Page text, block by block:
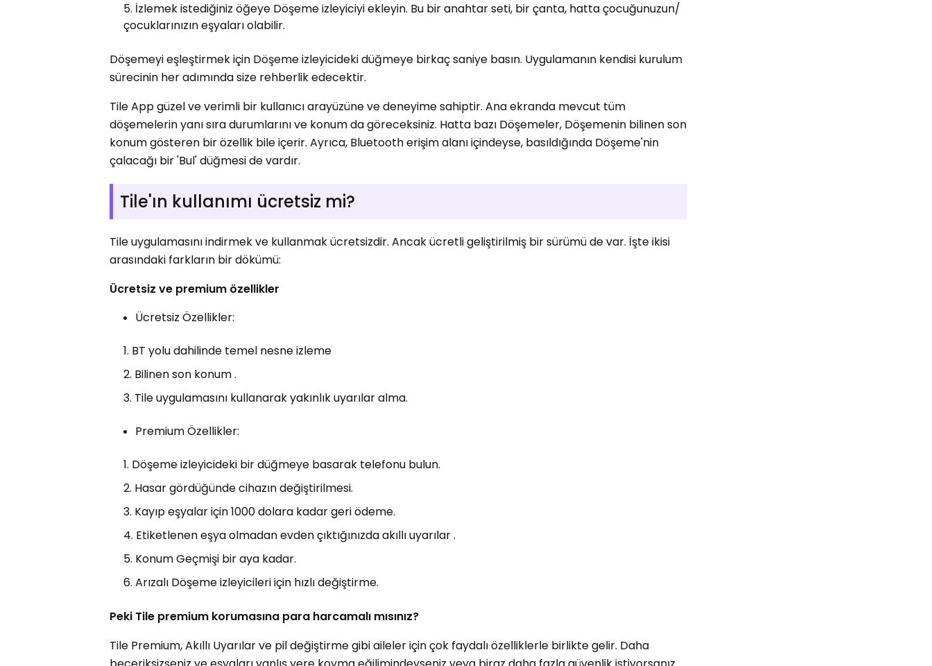
İzlemek istediğiniz öğeye Döşeme izleyiciyi ekleyin. Bu bir anahtar seti, bir çanta, hatta çocuğunuzun/
çocuklarınızın eşyaları olabilir.
Döşemeyi eşleştirmek için Döşeme izleyicideki düğmeye birkaç saniye basın. Uygulamanın kendisi kurulum
sürecinin her adımında size rehberlik edecektir.
Tile App güzel ve verimli bir kullanıcı arayüzüne ve deneyime sahiptir. Ana ekranda mevcut tüm
döşemelerin yanı sıra durumlarını ve konum da göreceksiniz. Hatta bazı Döşemeler, Döşemenin bilinen son
konum gösteren bir özellik bile içerir. Ayrıca, Bluetooth erişim alanı içindeyse, basıldığında Döşeme'nin
çalacağı bir 'Bul' düğmesi de vardır.
Tile'ın kullanımı ücretsiz mi?
Tile uygulamasını indirmek ve kullanmak ücretsizdir. Ancak ücretli geliştirilmiş bir sürümü de var. İşte ikisi
arasındaki farkların bir dökümü:
Ücretsiz ve premium özellikler
Ücretsiz Özellikler:
BT yolu dahilinde temel nesne izleme
Bilinen son konum .
Tile uygulamasını kullanarak yakınlık uyarılar alma.
Premium Özellikler:
Döşeme izleyicideki bir düğmeye basarak telefonu bulun.
Hasar gördüğünde cihazın değiştirilmesi.
Kayıp eşyalar için 1000 dolara kadar geri ödeme.
Etiketlenen eşya olmadan evden çıktığınızda akıllı uyarılar .
Konum Geçmişi bir aya kadar.
Arızalı Döşeme izleyicileri için hızlı değiştirme.
Peki Tile premium korumasına para harcamalı mısınız?
Tile Premium, Akıllı Uyarılar ve pil değiştirme gibi aileler için çok faydalı özelliklerle birlikte gelir. Daha